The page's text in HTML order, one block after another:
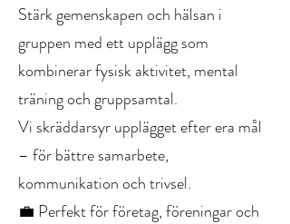
Stärk gemenskapen och hälsan i
gruppen med ett upplägg som
kombinerar fysisk aktivitet, mental
träning och gruppsamtal.
Vi skräddarsyr upplägget efter era mål
– för bättre samarbete,
kommunikation och trivsel.
💼 Perfekt för företag, föreningar och